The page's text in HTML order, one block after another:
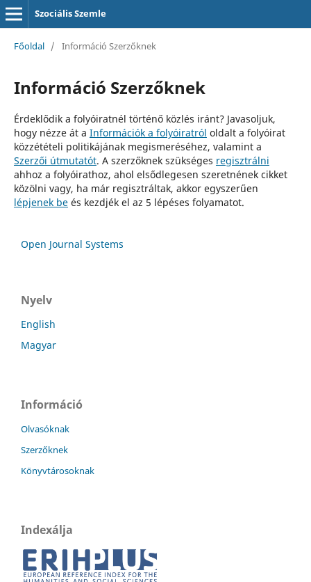
Szociális Szemle
Főoldal / Információ Szerzőknek
Információ Szerzőknek
Érdeklődik a folyóiratnél történő közlés iránt? Javasoljuk,
hogy nézze át a Információk a folyóiratról oldalt a folyóirat
közzétételi politikájának megismeréséhez, valamint a
Szerzői útmutatót. A szerzőknek szükséges regisztrálni
ahhoz a folyóirathoz, ahol elsődlegesen szeretnének cikket
közölni vagy, ha már regisztráltak, akkor egyszerűen
lépjenek beés kezdjék el az 5 lépéses folyamatot.
Open Journal Systems
Nyelv
English
Magyar
Információ
Olvasóknak
Szerzőknek
Könyvtárosoknak
Indexálja